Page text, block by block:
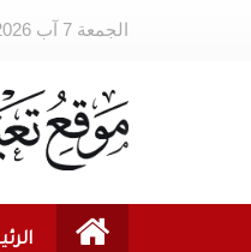
الجمعة 7 آب 2026